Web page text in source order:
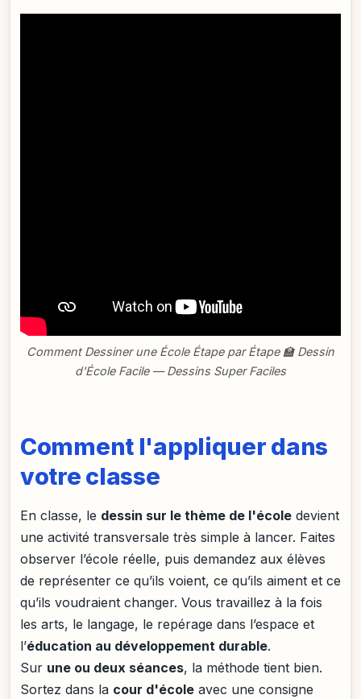
Comment Dessiner une École Étape par Étape 🏫 Dessin
d'École Facile — Dessins Super Faciles
Comment l'appliquer dans
votre classe
En classe, le dessin sur le thème de l'école devient
une activité transversale très simple à lancer. Faites
observer l’école réelle, puis demandez aux élèves
de représenter ce qu’ils voient, ce qu’ils aiment et ce
qu’ils voudraient changer. Vous travaillez à la fois
les arts, le langage, le repérage dans l’espace et
l’éducation au développement durable.
Sur une ou deux séances, la méthode tient bien.
Sortez dans la cour d'école avec une consigne